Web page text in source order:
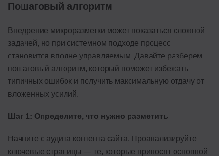
Пошаговый алгоритм
Внедрение микроразметки может показаться сложной
задачей, но при системном подходе процесс
становится вполне управляемым. Давайте разберем
пошаговый алгоритм, который поможет избежать
типичных ошибок и получить максимальную отдачу от
вложенных усилий.
Шаг 1: Определите, что нужно разметить
Начните с аудита контента сайта. Проанализируйте
ключевые страницы — те, которые приносят основной